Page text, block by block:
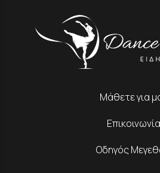
Μάθετε για
Επικοινωνία
Οδηγός